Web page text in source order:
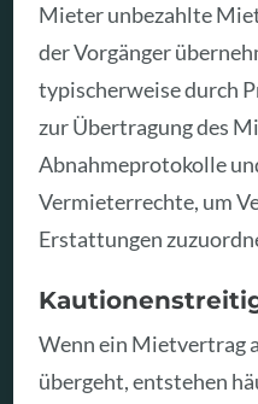
Mieter unbezahlte
der Vorgänger
typischerweise durch
zur Übertragung des
Abnahmeprotokolle
Vermieterrechte, um
Erstattungen
Wenn ein Mietvertrag
übergeht, entstehen